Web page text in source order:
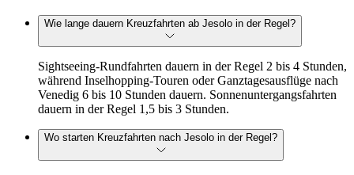
Wie lange dauern Kreuzfahrten ab Jesolo in der Regel?
Sightseeing-Rundfahrten dauern in der Regel 2 bis 4 Stunden,
während Inselhopping-Touren oder Ganztagesausflüge nach
Venedig 6 bis 10 Stunden dauern. Sonnenuntergangsfahrten
dauern in der Regel 1,5 bis 3 Stunden.
Wo starten Kreuzfahrten nach Jesolo in der Regel?